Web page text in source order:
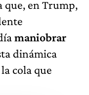
que, en Trump,
maniobrar
dinámica
cola que